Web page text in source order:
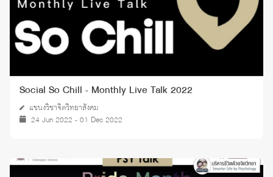
Social So Chill - Monthly Live Talk 2022
แขนงวิชาจิตวิทยาสังคม
24 Jun 2022 - 01 Dec 2022